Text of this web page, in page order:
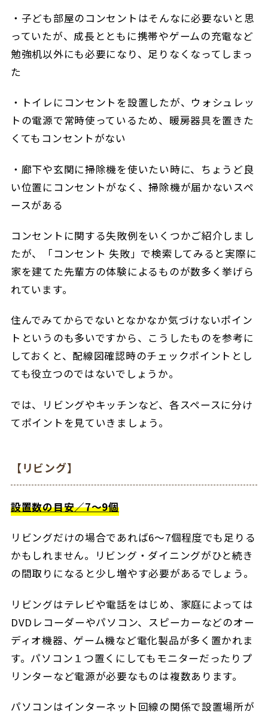
・子ども部屋のコンセントはそんなに必要ないと思
っていたが、成長とともに携帯やゲームの充電など
勉強机以外にも必要になり、足りなくなってしまっ
た
・トイレにコンセントを設置したが、ウォシュレッ
トの電源で常時使っているため、暖房器具を置きた
くてもコンセントがない
・廊下や玄関に掃除機を使いたい時に、ちょうど良
い位置にコンセントがなく、掃除機が届かないスペ
ースがある
コンセントに関する失敗例をいくつかご紹介しまし
たが、「コンセント 失敗」で検索してみると実際に
家を建てた先輩方の体験によるものが数多く挙げら
れています。
住んでみてからでないとなかなか気づけないポイン
トというのも多いですから、こうしたものを参考に
しておくと、配線図確認時のチェックポイントとし
ても役立つのではないでしょうか。
では、リビングやキッチンなど、各スペースに分け
てポイントを見ていきましょう。
【リビング】
設置数の目安／7～9個
リビングだけの場合であれば6～7個程度でも足りる
かもしれません。リビング・ダイニングがひと続き
の間取りになると少し増やす必要があるでしょう。
リビングはテレビや電話をはじめ、家庭によっては
DVDレコーダーやパソコン、スピーカーなどのオー
ディオ機器、ゲーム機など電化製品が多く置かれま
す。パソコン１つ置くにしてもモニターだったりプ
リンターなど電源が必要なものは複数あります。
パソコンはインターネット回線の関係で設置場所が